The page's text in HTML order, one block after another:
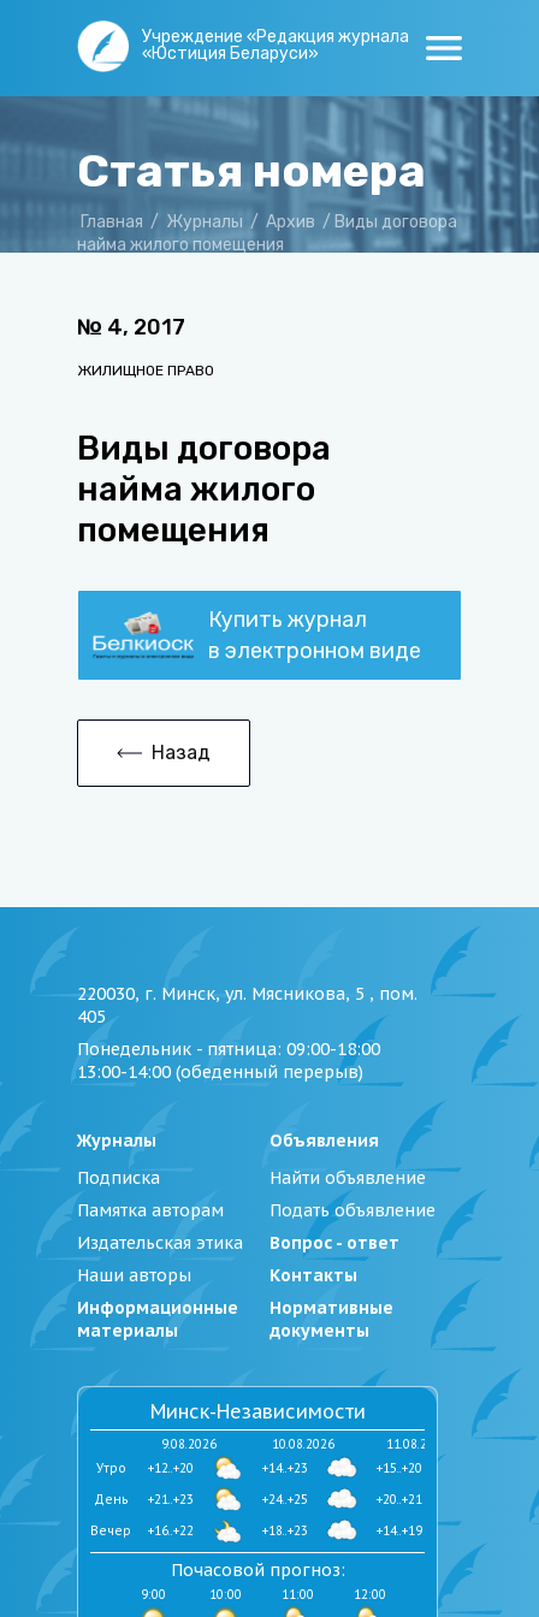
Учреждение «Редакция журнала
«Юстиция Беларуси»
Статья номера
Главная / Журналы / Архив / Виды договора
найма жилого помещения
№ 4, 2017
ЖИЛИЩНОЕ ПРАВО
Виды договора
найма жилого
помещения
Купить журнал
в электронном виде
Назад
220030, г. Минск, ул. Мясникова, 5 , пом.
405
Понедельник - пятница: 09:00-18:00
13:00-14:00 (обеденный перерыв)
Журналы
Подписка
Памятка авторам
Издательская этика
Наши авторы
Информационные
материалы
Объявления
Найти объявление
Подать объявление
Вопрос - ответ
Контакты
Нормативные
документы
Минск-Независимости
9.08.2026
+12..+20
+21..+23
+16..+22
10.08.2026
+14..+23
+24..+25
+18..+23
11.08.2026
+15..+20
+20..+21
+14..+19
Вечер
День
Утро
Почасовой прогноз:
9:00 10:00 11:00 12:00 13:00